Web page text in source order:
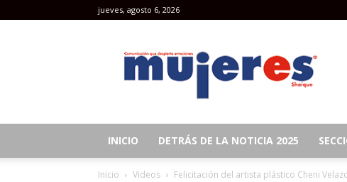
jueves, agosto 6, 2026
Mujeres
INICIO DETRÁS DE LA NOTICIA 2025
Inicio Videos Felicitación del artista plástico Cheni